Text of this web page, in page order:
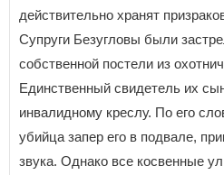
действительно хранят
Супруги Безугловы были
собственной постели из
Единственный свидетель их
инвалидному креслу. По его
убийца запер его в подвале,
звука. Однако все косвенные